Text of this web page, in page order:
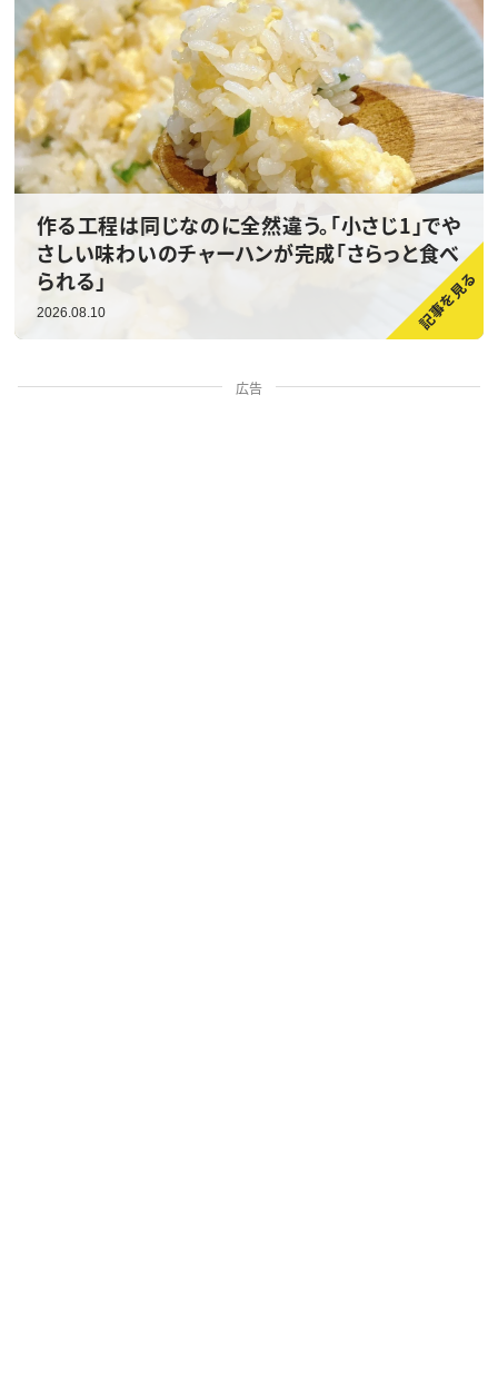
作る工程は同じなのに全然違う。「小さじ1」でや
さしい味わいのチャーハンが完成「さらっと食べ
られる」
2026.08.10
広告